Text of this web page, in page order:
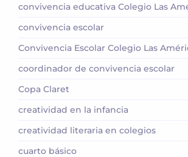
convivencia educativa Colegio Las
convivencia escolar
Convivencia Escolar Colegio Las
coordinador de convivencia escolar
Copa Claret
creatividad en la infancia
creatividad literaria en colegios
cuarto básico